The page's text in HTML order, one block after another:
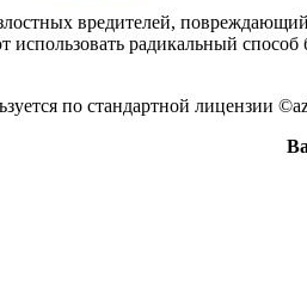
вредителей,
радикальный
по стандартной лицензии